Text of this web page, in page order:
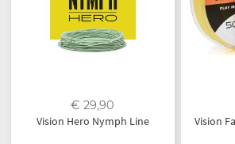
€ 29,90
Vision Hero Nymph Line
Vision